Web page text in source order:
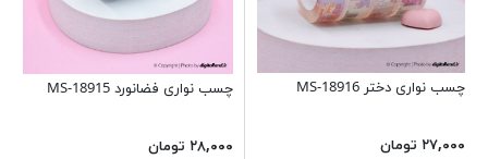
چسب نواری دختر MS-18916
۲۷,۰۰۰ تومان
چسب نواری فضانورد MS-18915
۲۸,۰۰۰ تومان